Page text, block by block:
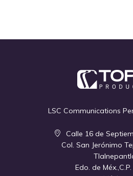
LSC Communications
Calle 16 de
Col. San Jerónimo
Edo. de